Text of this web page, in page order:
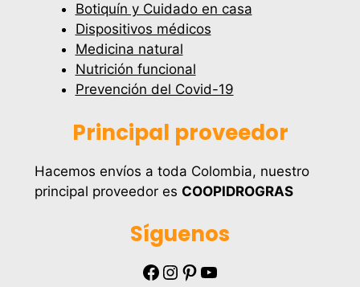
Botiquín y Cuidado en casa
Dispositivos médicos
Medicina natural
Nutrición funcional
Prevención del Covid-19
Principal proveedor
Hacemos envíos a toda Colombia, nuestro
principal proveedor es COOPIDROGRAS
Síguenos
Facebook Instagram Pinterest YouTube